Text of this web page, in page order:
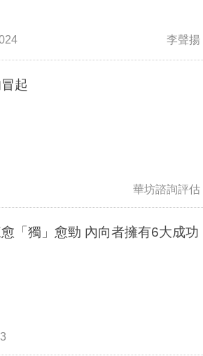
李聲揚
起
華坊諮詢評估
愈「獨」愈勁 內向者擁有6大成功